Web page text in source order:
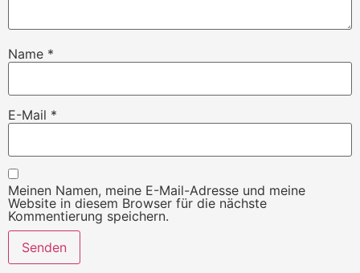
Name *
E-Mail *
Meinen Namen, meine E-Mail-Adresse und meine
Website in diesem Browser für die nächste
Kommentierung speichern.